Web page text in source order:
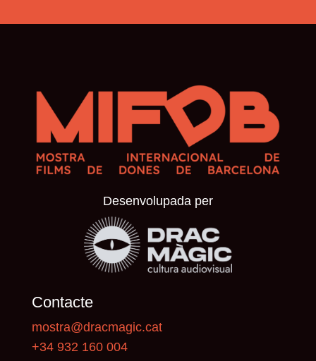
Desenvolupada per
Contacte
mostra@dracmagic.cat
+34 932 160 004